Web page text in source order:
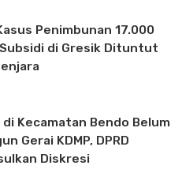
Penimbunan 17.000
di Gresik Dituntut
di Kecamatan Bendo Belum
Gerai KDMP, DPRD
Diskresi